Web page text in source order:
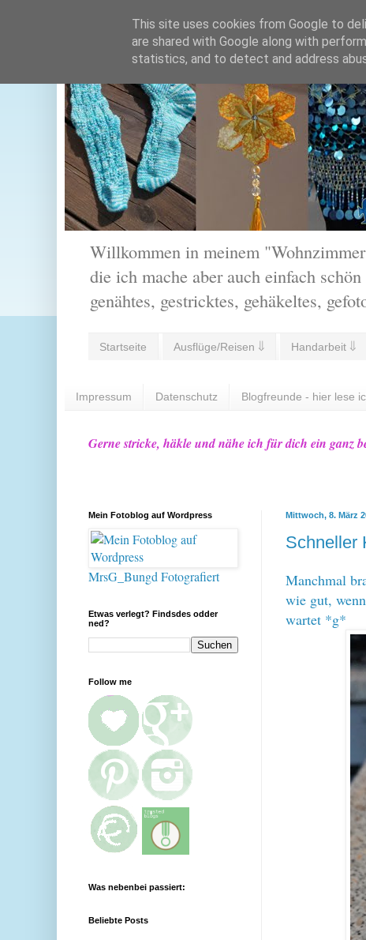
Willkommen in meinem
die ich mache aber auch einfach
genähtes, gestricktes, gehäkeltes,
Startseite Ausflüge/Reisen ⇓ Handarbeit ⇓
Impressum Datenschutz Blogfreunde - hier lese
Gerne stricke, häkle und nähe ich für dich ein ganz
Mittwoch, 8. März
Schneller
Manchmal
wie gut,
wartet *g*
Mein Fotoblog auf Wordpress
MrsG_Bungd Fotografiert
Etwas verlegt? Findsdes odder
ned?
Follow me
Was nebenbei passiert:
Beliebte Posts
This site uses cookies from Google to
are shared with Google along with
statistics, and to detect and address